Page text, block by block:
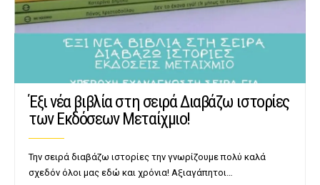
Έξι νέα βιβλία στη σειρά Διαβάζω ιστορίες
των Εκδόσεων Μεταίχμιο!
Την σειρά διαβάζω ιστορίες την γνωρίζουμε πολύ καλά
σχεδόν όλοι μας εδώ και χρόνια! Αξιαγάπητοι…